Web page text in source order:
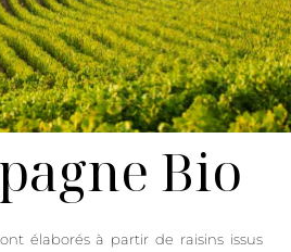
Bio
élaborés à partir de raisins issus